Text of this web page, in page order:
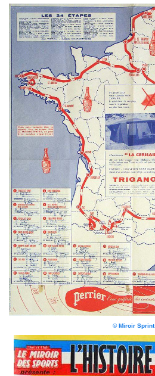
© Miroir Sprint